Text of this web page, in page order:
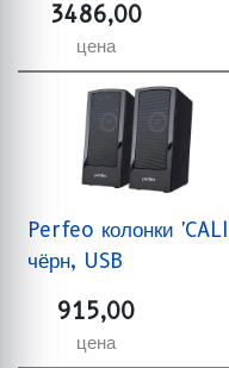
3486,00
цена
Perfeo колонки
чёрн, USB
915,00
цена